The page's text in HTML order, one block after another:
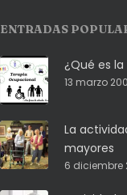
ENTRADAS
¿Qué es
13 marzo
La
mayores
6 diciembre